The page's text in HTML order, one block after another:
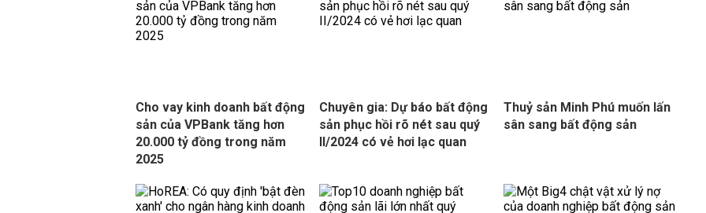
Cho vay kinh doanh bất động
sản của VPBank tăng hơn
20.000 tỷ đồng trong năm
2025
Chuyên gia: Dự báo bất động
sản phục hồi rõ nét sau quý
II/2024 có vẻ hơi lạc quan
Thuỷ sản Minh Phú muốn lấn
sân sang bất động sản